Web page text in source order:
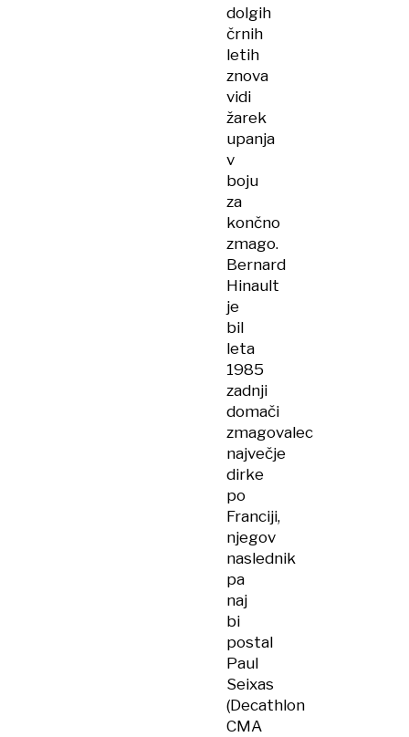
dolgih
črnih
letih
znova
vidi
žarek
upanja
v
boju
za
končno
zmago.
Bernard
Hinault
je
bil
leta
1985
zadnji
domači
zmagovalec
največje
dirke
po
Franciji,
njegov
naslednik
pa
naj
bi
postal
Paul
Seixas
(Decathlon
CMA